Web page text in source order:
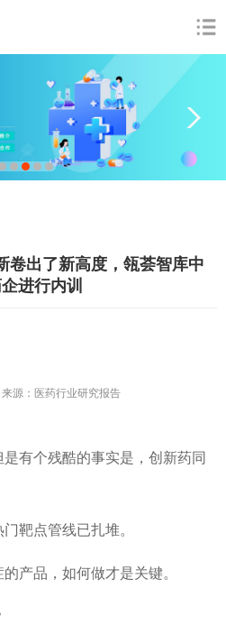
2 3 4 5
卷出了新高度，瓴荟智库中
进行内训
来源：医药行业研究报告
是有个残酷的事实是，创新药同
靶点管线已扎堆。
产品，如何做才是关键。